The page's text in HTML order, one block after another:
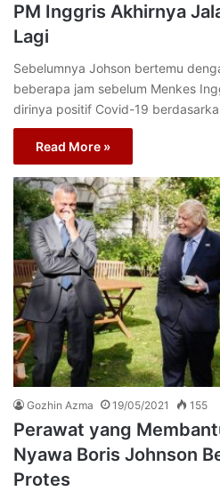
PM Inggris Akhirnya
Lagi
Sebelumnya Johson bertemu
beberapa jam sebelum Menkes
dirinya positif Covid-19
Read More »
Gozhin Azma 19/05/2021 155
Perawat yang
Nyawa Boris Johnson
Protes